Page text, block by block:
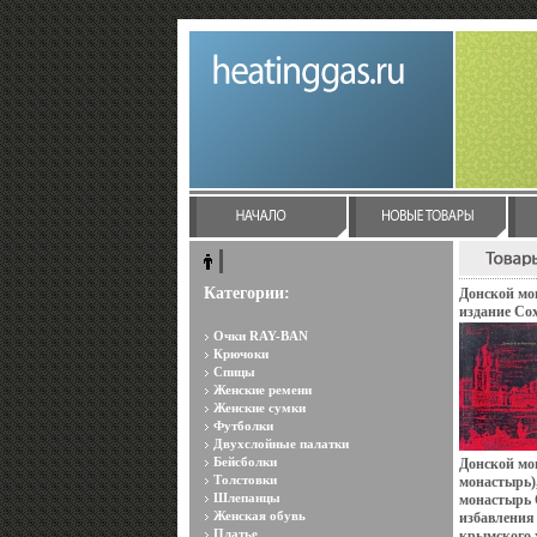
Категории:
Очки RAY-BAN
Крючоки
Спицы
Женские ремени
Женские сумки
Футболки
Двухслойные палатки
Бейсболки
Толстовки
Шлепанцы
Женская обувь
Платье
Донской
издание
Твердый
50000 экз
мм) инфо
Донской
монастырь